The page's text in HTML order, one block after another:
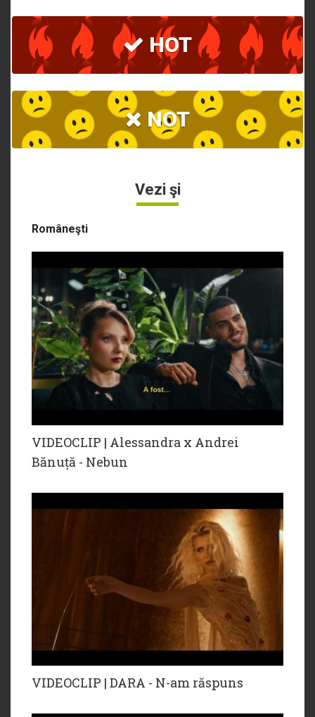
HOT
NOT
Vezi şi
Româneşti
VIDEOCLIP | Alessandra x Andrei
Bănuță - Nebun
VIDEOCLIP | DARA - N-am răspuns